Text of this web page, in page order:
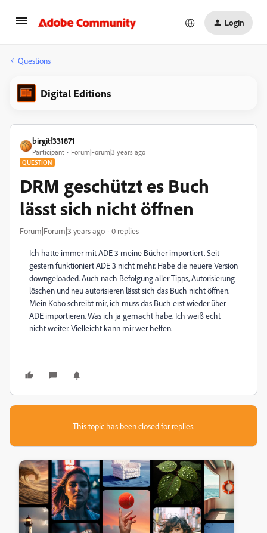
Login
Questions
Digital Editions
birgitf331871
Participant Forum|Forum|3 years ago
QUESTION
DRM geschützt es Buch
lässt sich nicht öffnen
Forum|Forum|3 years ago 0 replies
Ich hatte immer mit ADE 3 meine Bücher importiert. Seit
gestern funktioniert ADE 3 nicht mehr. Habe die neuere Version
downgeloaded. Auch nach Befolgung aller Tipps, Autorisierung
löschen und neu autorisieren lässt sich das Buch nicht öffnen.
Mein Kobo schreibt mir, ich muss das Buch erst wieder über
ADE importieren. Was ich ja gemacht habe. Ich weiß echt
nicht weiter. Vielleicht kann mir wer helfen.
This topic has been closed for replies.